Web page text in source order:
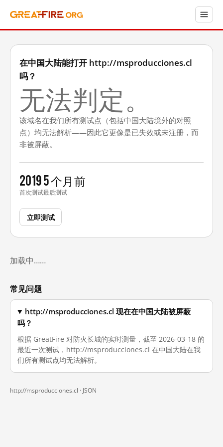
在中国大陆能打开 http://msproducciones.cl
吗？
无法判定。
该域名在我们所有测试点（包括中国大陆境外的对照
点）均无法解析——因此它更像是已失效或未注册，而
非被屏蔽。
2019
首次测试
5 个月前
最后测试
立即测试
加载中……
常见问题
http://msproducciones.cl 现在在中国大陆被屏蔽
吗？
根据 GreatFire 对防火长城的实时测量，截至 2026-03-18 的
最近一次测试，http://msproducciones.cl 在中国大陆在我
们所有测试点均无法解析。
http://msproducciones.cl · JSON